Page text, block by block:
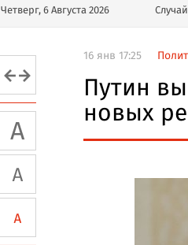
Четверг, 6 Августа 2026
16 янв 17:25
Путин
новых